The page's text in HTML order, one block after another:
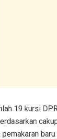
19 kursi
pemakaran